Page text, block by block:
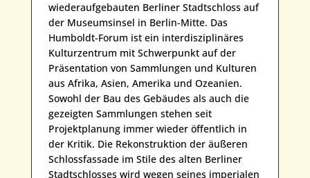
wiederaufgebauten Berliner Stadtschloss auf
der Museumsinsel in Berlin-Mitte. Das
Humboldt-Forum ist ein interdisziplinäres
Kulturzentrum mit Schwerpunkt auf der
Präsentation von Sammlungen und Kulturen
aus Afrika, Asien, Amerika und Ozeanien.
Sowohl der Bau des Gebäudes als auch die
gezeigten Sammlungen stehen seit
Projektplanung immer wieder öffentlich in
der Kritik. Die Rekonstruktion der äußeren
Schlossfassade im Stile des alten Berliner
Stadtschlosses wird wegen seines imperialen